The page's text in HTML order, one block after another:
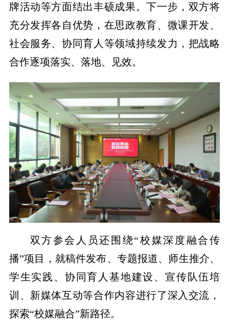
牌活动等方面结出丰硕成果。下一步，双方将
充分发挥各自优势，在思政教育、微课开发、
社会服务、协同育人等领域持续发力，把战略
合作逐项落实、落地、见效。
双方参会人员还围绕“校媒深度融合传
播”项目，就稿件发布、专题报道、师生推介、
学生实践、协同育人基地建设、宣传队伍培
训、新媒体互动等合作内容进行了深入交流，
探索“校媒融合”新路径。